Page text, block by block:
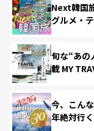
Next韓国
グルメ・
旬な“あの
載 MY
今、こん
年絶対行